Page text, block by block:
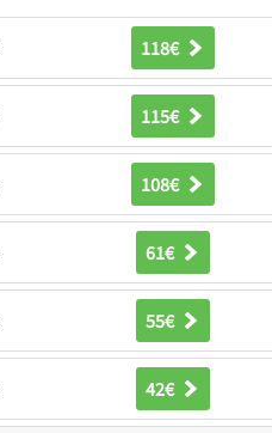
118€
115€
108€
61€
55€
42€